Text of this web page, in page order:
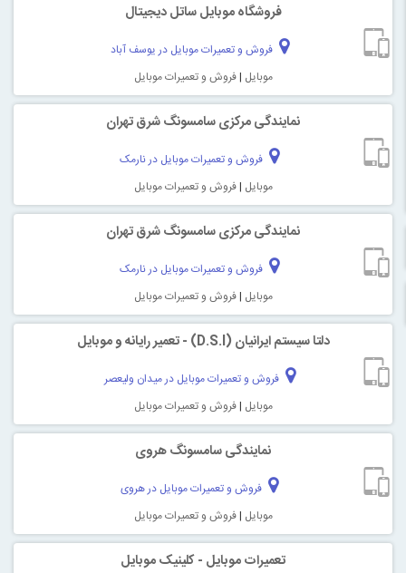
فروشگاه موبایل ساتل دیجیتال
فروش و تعمیرات موبایل در یوسف آباد
موبایل |فروش و تعمیرات موبایل
نمایندگی مرکزی سامسونگ شرق تهران
فروش و تعمیرات موبایل در نارمک
موبایل |فروش و تعمیرات موبایل
نمایندگی مرکزی سامسونگ شرق تهران
فروش و تعمیرات موبایل در نارمک
موبایل |فروش و تعمیرات موبایل
دلتا سیستم ایرانیان (D.S.I) - تعمیر رایانه و موبایل
فروش و تعمیرات موبایل در میدان ولیعصر
موبایل |فروش و تعمیرات موبایل
نمایندگی سامسونگ هروی
فروش و تعمیرات موبایل در هروی
موبایل |فروش و تعمیرات موبایل
تعمیرات موبایل - کلینیک موبایل